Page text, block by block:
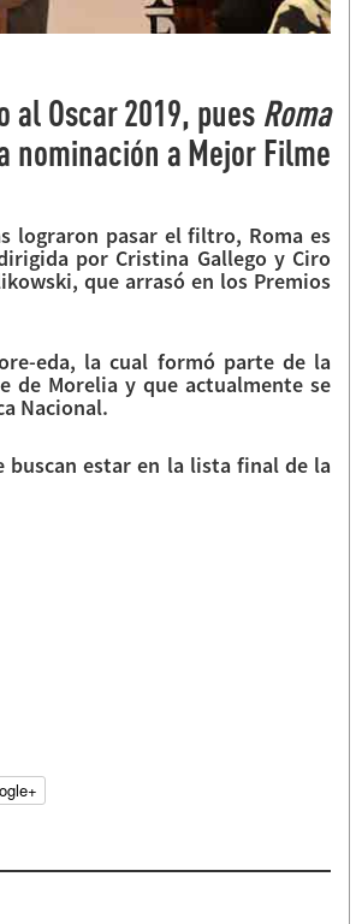
Oscar 2019, pues Roma
nominación a Mejor Filme
lograron pasar el filtro, Roma es
por Cristina Gallego y Ciro
que arrasó en los Premios
eda, la cual formó parte de la
de Morelia y que actualmente se
Nacional.
estar en la lista final de la